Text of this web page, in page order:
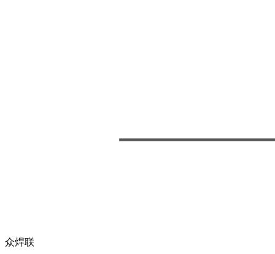
众焊联